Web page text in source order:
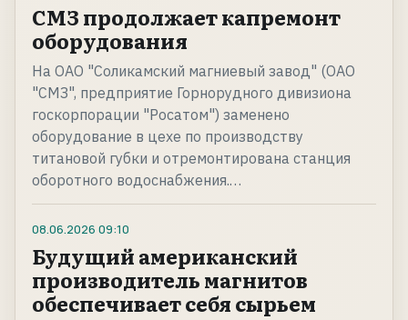
СМЗ продолжает капремонт
оборудования
На ОАО "Соликамский магниевый завод" (ОАО
"СМЗ", предприятие Горнорудного дивизиона
госкорпорации "Росатом") заменено
оборудование в цехе по производству
титановой губки и отремонтирована станция
оборотного водоснабжения.…
08.06.2026 09:10
Будущий американский
производитель магнитов
обеспечивает себя сырьем